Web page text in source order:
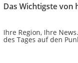
Das Wichtigste von
Ihre Region, Ihre
des Tages auf den